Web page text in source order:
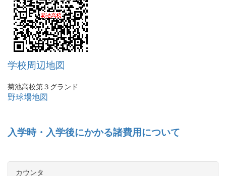
学校周辺地図
菊池高校第３グランド
野球場地図
入学時・入学後にかかる諸費用について
カウンタ